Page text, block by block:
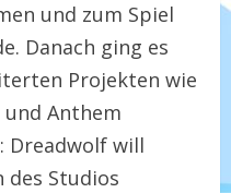
und zum Spiel
Danach ging es
Projekten wie
und Anthem
Dreadwolf will
des Studios